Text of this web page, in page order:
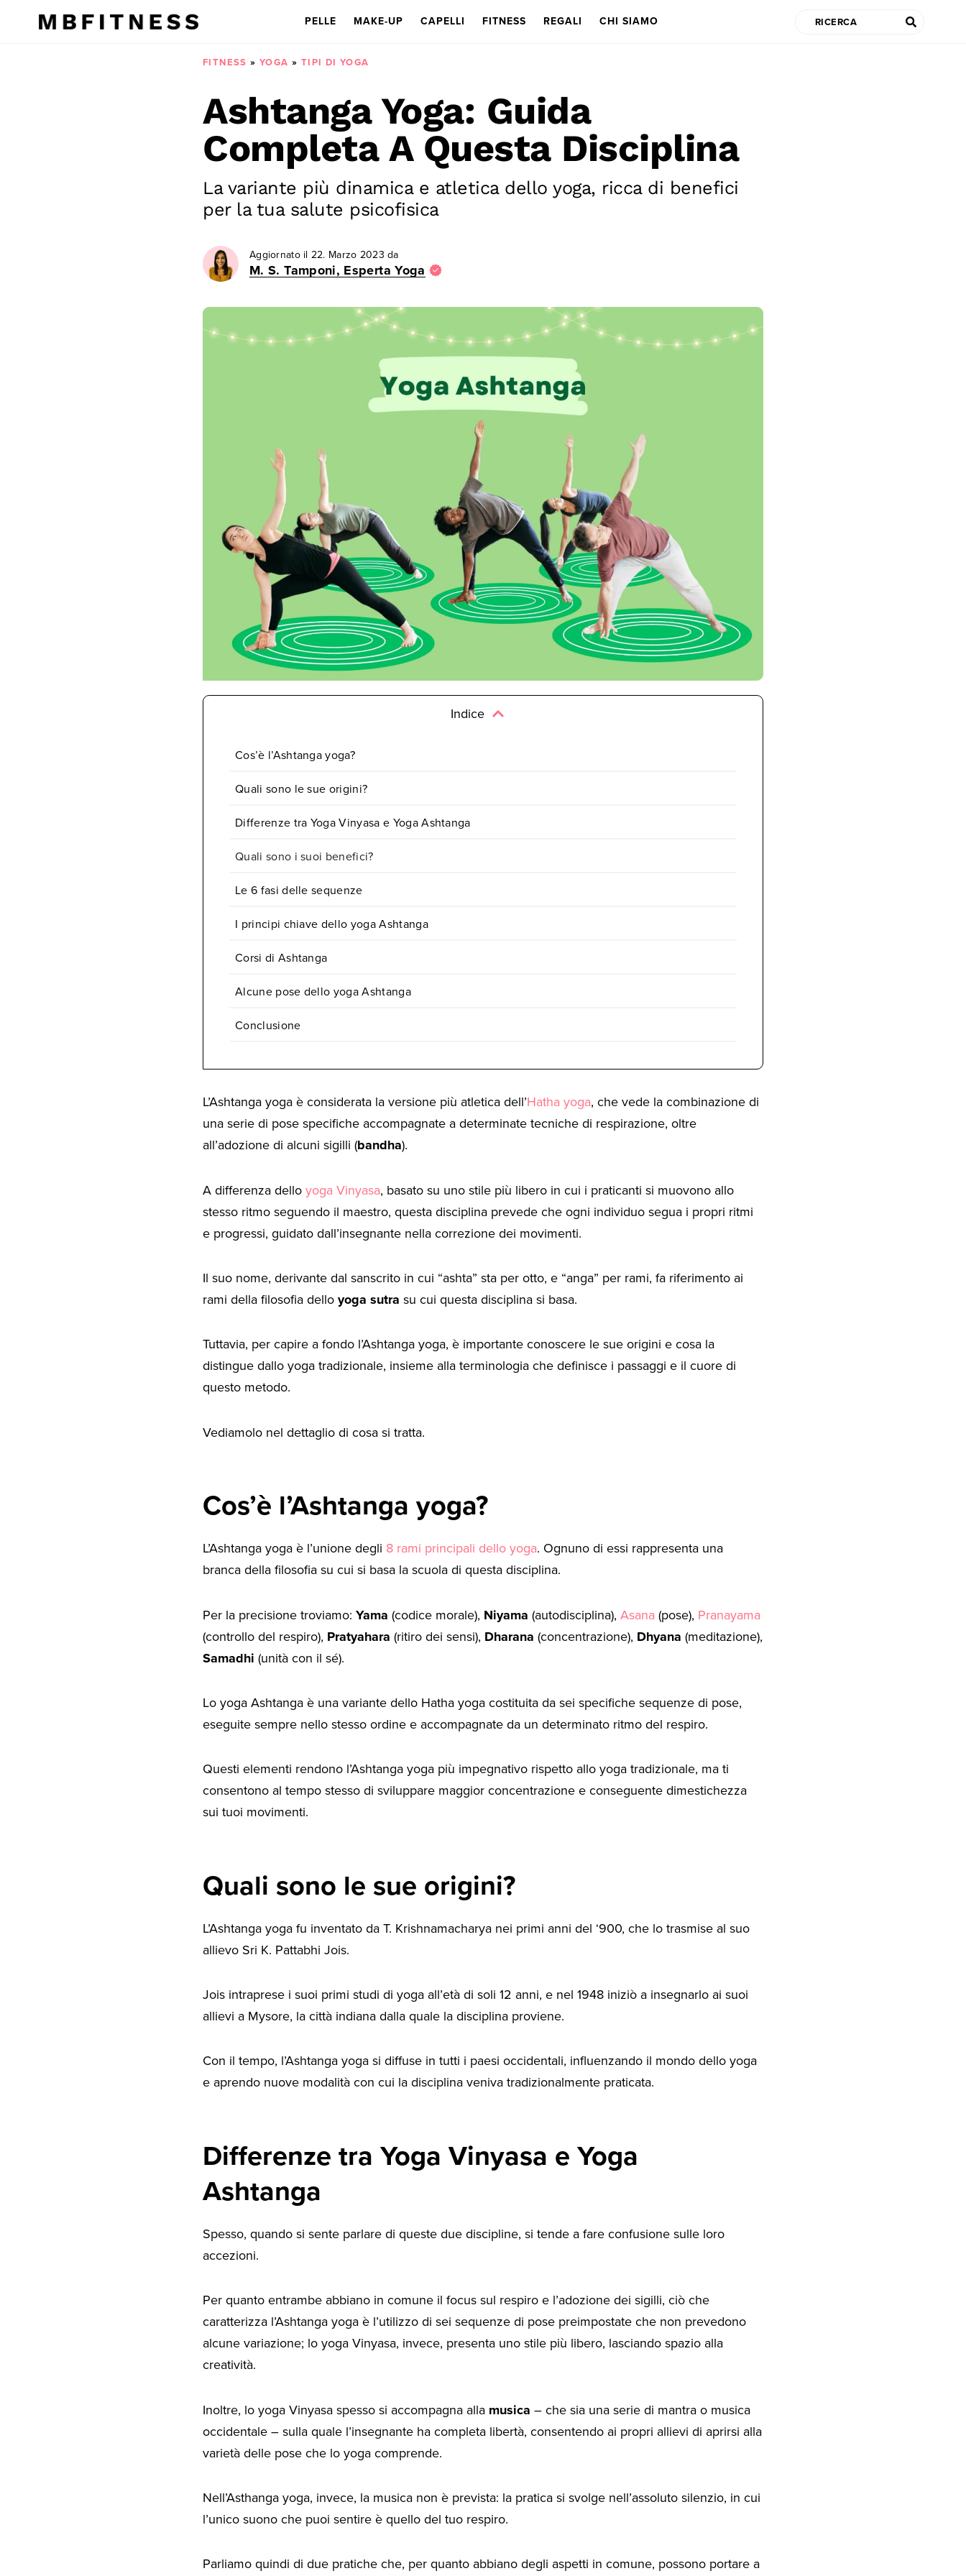
PELLE MAKE-UP CAPELLI FITNESS REGALI CHI SIAMO
FITNESS »YOGA » TIPI DI YOGA
Ashtanga Yoga: Guida
Completa A Questa Disciplina
La variante più dinamica e atletica dello yoga, ricca di benefici
per la tua salute psicofisica
Aggiornato il 22. Marzo 2023 da
M. S. Tamponi, Esperta Yoga
Indice
Cos’è l’Ashtanga yoga?
Quali sono le sue origini?
Differenze tra Yoga Vinyasa e Yoga Ashtanga
Quali sono i suoi benefici?
Le 6 fasi delle sequenze
I principi chiave dello yoga Ashtanga
Corsi di Ashtanga
Alcune pose dello yoga Ashtanga
Conclusione
L’Ashtanga yoga è considerata la versione più atletica dell’Hatha yoga, che vede la combinazione di
una serie di pose specifiche accompagnate a determinate tecniche di respirazione, oltre
all’adozione di alcuni sigilli (bandha).
A differenza delloyoga Vinyasa, basato su uno stile più libero in cui i praticanti si muovono allo
stesso ritmo seguendo il maestro, questa disciplina prevede che ogni individuo segua i propri ritmi
e progressi, guidato dall’insegnante nella correzione dei movimenti.
Il suo nome, derivante dal sanscrito in cui “ashta” sta per otto, e “anga” per rami, fa riferimento ai
rami della filosofia delloyoga sutra su cui questa disciplina si basa.
Tuttavia, per capire a fondo l’Ashtanga yoga, è importante conoscere le sue origini e cosa la
distingue dallo yoga tradizionale, insieme alla terminologia che definisce i passaggi e il cuore di
questo metodo.
Vediamolo nel dettaglio di cosa si tratta.
Cos’è l’Ashtanga yoga?
L’Ashtanga yoga è l’unione degli 8 rami principali dello yoga. Ognuno di essi rappresenta una
branca della filosofia su cui si basa la scuola di questa disciplina.
Per la precisione troviamo: Yama (codice morale), Niyama (autodisciplina), Asana (pose), Pranayama
(controllo del respiro), Pratyahara (ritiro dei sensi), Dharana (concentrazione), Dhyana (meditazione),
Samadhi (unità con il sé).
Lo yoga Ashtanga è una variante dello Hatha yoga costituita da sei specifiche sequenze di pose,
eseguite sempre nello stesso ordine e accompagnate da un determinato ritmo del respiro.
Questi elementi rendono l’Ashtanga yoga più impegnativo rispetto allo yoga tradizionale, ma ti
consentono al tempo stesso di sviluppare maggior concentrazione e conseguente dimestichezza
sui tuoi movimenti.
Quali sono le sue origini?
L’Ashtanga yoga fu inventato da T. Krishnamacharya nei primi anni del ‘900, che lo trasmise al suo
allievo Sri K. Pattabhi Jois.
Jois intraprese i suoi primi studi di yoga all’età di soli 12 anni, e nel 1948 iniziò a insegnarlo ai suoi
allievi a Mysore, la città indiana dalla quale la disciplina proviene.
Con il tempo, l’Ashtanga yoga si diffuse in tutti i paesi occidentali, influenzando il mondo dello yoga
e aprendo nuove modalità con cui la disciplina veniva tradizionalmente praticata.
Differenze tra Yoga Vinyasa e Yoga
Ashtanga
Spesso, quando si sente parlare di queste due discipline, si tende a fare confusione sulle loro
accezioni.
Per quanto entrambe abbiano in comune il focus sul respiro e l’adozione dei sigilli, ciò che
caratterizza l’Ashtanga yoga è l’utilizzo di sei sequenze di pose preimpostate che non prevedono
alcune variazione; lo yoga Vinyasa, invece, presenta uno stile più libero, lasciando spazio alla
creatività.
Inoltre, lo yoga Vinyasa spesso si accompagna alla musica – che sia una serie di mantra o musica
occidentale – sulla quale l’insegnante ha completa libertà, consentendo ai propri allievi di aprirsi alla
varietà delle pose che lo yoga comprende.
Nell’Asthanga yoga, invece, la musica non è prevista: la pratica si svolge nell’assoluto silenzio, in cui
l’unico suono che puoi sentire è quello del tuo respiro.
Parliamo quindi di due pratiche che, per quanto abbiano degli aspetti in comune, possono portare a